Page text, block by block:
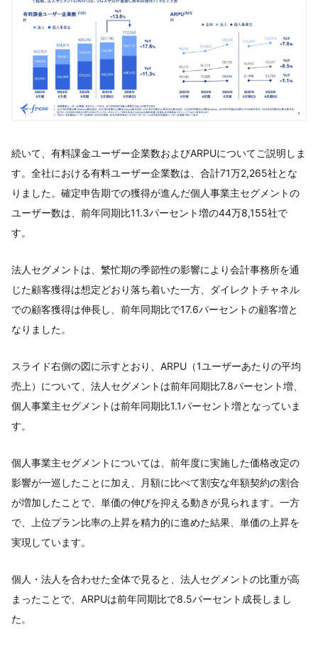
続いて、有料課金ユーザー企業数およびARPUについてご説明しま
す。全社における有料ユーザー企業数は、合計71万2,265社とな
りました。確定申告期での獲得が進んだ個人事業主セグメントの
ユーザー数は、前年同期比11.3パーセント増の44万8,155社で
す。
法人セグメントは、繁忙期の季節性の影響により会計事務所を通
じた顧客獲得は想定どおり落ち着いた一方、ダイレクトチャネル
での顧客獲得は伸長し、前年同期比で17.6パーセントの顧客増と
なりました。
スライド右側の図に示すとおり、ARPU（1ユーザーあたりの平均
売上）について、法人セグメントは前年同期比7.8パーセント増、
個人事業主セグメントは前年同期比1.1パーセント増となっていま
す。
個人事業主セグメントについては、前年度に実施した価格改定の
影響が一巡したことに加え、月額に比べて割安な年額契約の割合
が増加したことで、単価の伸びを抑える動きが見られます。一方
で、上位プラン比率の上昇を精力的に進めた結果、単価の上昇を
実現しています。
個人・法人を合わせた全体で見ると、法人セグメントの比重が高
まったことで、ARPUは前年同期比で8.5パーセント成長しまし
た。